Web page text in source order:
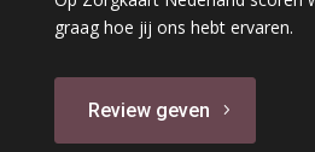
graag hoe jij ons hebt ervaren.
Review geven